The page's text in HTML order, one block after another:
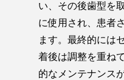
い、その後歯型を
に使用され、患者
ます。最終的には
着後は調整を重ね
的なメンテナンス